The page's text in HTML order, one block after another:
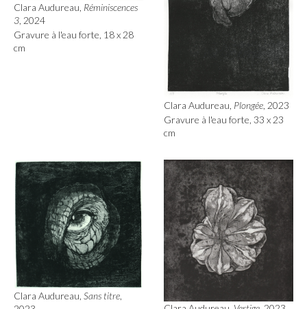
Clara Audureau, Réminiscences
3 , 2024
Gravure à l'eau forte, 18 x 28
cm
Clara Audureau, Plongée , 2023
Gravure à l'eau forte, 33 x 23
cm
Clara Audureau, Sans titre